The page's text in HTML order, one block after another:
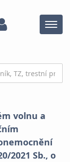
Menu
volnu a
2021 Sb., o